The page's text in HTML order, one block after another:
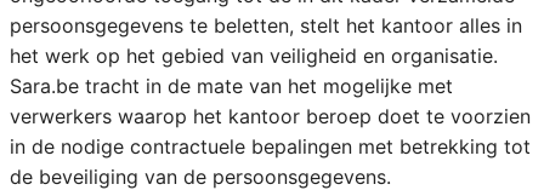
persoonsgegevens te beletten, stelt het kantoor alles in
het werk op het gebied van veiligheid en organisatie.
Sara.be tracht in de mate van het mogelijke met
verwerkers waarop het kantoor beroep doet te voorzien
in de nodige contractuele bepalingen met betrekking tot
de beveiliging van de persoonsgegevens.